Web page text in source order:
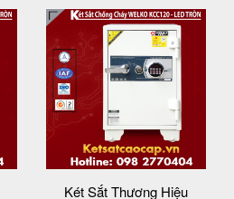
Két Sắt Thương Hiệu